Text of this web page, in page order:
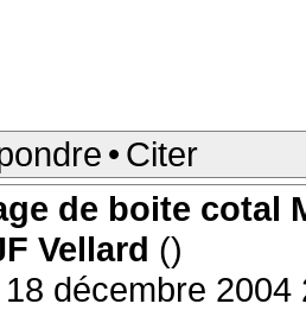
• Citer
de boite cotal
Vellard ()
décembre 2004